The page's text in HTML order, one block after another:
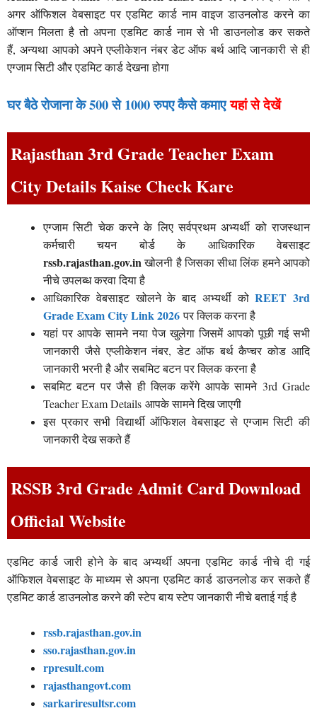
अगर ऑफिशल वेबसाइट पर एडमिट कार्ड नाम वाइज डाउनलोड करने का
ऑप्शन मिलता है तो अपना एडमिट कार्ड नाम से भी डाउनलोड कर सकते
हैं, अन्यथा आपको अपने एप्लीकेशन नंबर डेट ऑफ बर्थ आदि जानकारी से ही
एग्जाम सिटी और एडमिट कार्ड देखना होगा
घर बैठे रोजाना के 500 से 1000 रुपए कैसे कमाएयहां से देखें
Rajasthan 3rd Grade Teacher Exam
City Details Kaise Check Kare
एग्जाम सिटी चेक करने के लिए सर्वप्रथम अभ्यर्थी को राजस्थान
कर्मचारी चयन बोर्ड के आधिकारिक वेबसाइट
rssb.rajasthan.gov.inखोलनी है जिसका सीधा लिंक हमने आपको
नीचे उपलब्ध करवा दिया है
आधिकारिक वेबसाइट खोलने के बाद अभ्यर्थी कोREET 3rd
Grade Exam City Link 2026पर क्लिक करना है
यहां पर आपके सामने नया पेज खुलेगा जिसमें आपको पूछी गई सभी
जानकारी जैसे एप्लीकेशन नंबर, डेट ऑफ बर्थ कैप्चर कोड आदि
जानकारी भरनी है और सबमिट बटन पर क्लिक करना है
सबमिट बटन पर जैसे ही क्लिक करेंगे आपके सामने 3rd Grade
Teacher Exam Details आपके सामने दिख जाएगी
इस प्रकार सभी विद्यार्थी ऑफिशल वेबसाइट से एग्जाम सिटी की
जानकारी देख सकते हैं
RSSB 3rd Grade Admit Card Download
Official Website
एडमिट कार्ड जारी होने के बाद अभ्यर्थी अपना एडमिट कार्ड नीचे दी गई
ऑफिशल वेबसाइट के माध्यम से अपना एडमिट कार्ड डाउनलोड कर सकते हैं
एडमिट कार्ड डाउनलोड करने की स्टेप बाय स्टेप जानकारी नीचे बताई गई है
rssb.rajasthan.gov.in
sso.rajasthan.gov.in
rpresult.com
rajasthangovt.com
sarkariresultsr.com